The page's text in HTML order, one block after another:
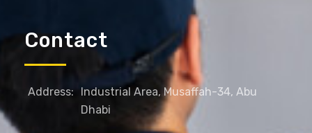
Contact
Address: Industrial Area, Musaffah-34, Abu
Dhabi